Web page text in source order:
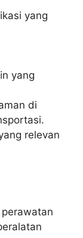
yang
yang
di
relevan